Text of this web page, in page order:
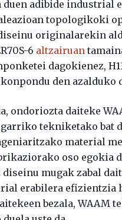
adibide industrial
topologikoki
originalarekin
6 altzairuan
dagokienez,
den azalduko
ondoriozta daiteke
tekniketako bat
material
oso egokia
mugak zabal
erabilera efizientzia
bezala, WAAM